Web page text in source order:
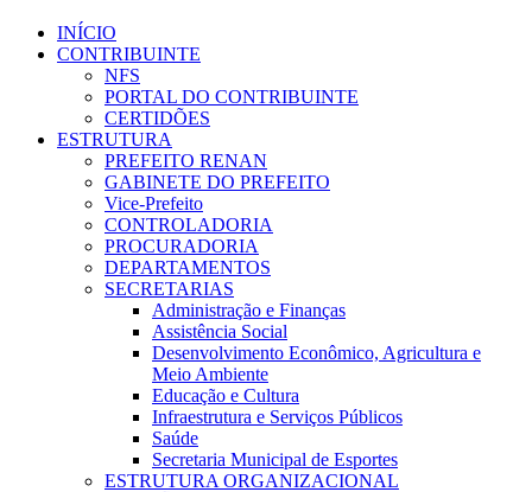
INÍCIO
CONTRIBUINTE
NFS
PORTAL DO CONTRIBUINTE
CERTIDÕES
ESTRUTURA
PREFEITO RENAN
GABINETE DO PREFEITO
Vice-Prefeito
CONTROLADORIA
PROCURADORIA
DEPARTAMENTOS
SECRETARIAS
Administração e Finanças
Assistência Social
Desenvolvimento Econômico, Agricultura e
Meio Ambiente
Educação e Cultura
Infraestrutura e Serviços Públicos
Saúde
Secretaria Municipal de Esportes
ESTRUTURA ORGANIZACIONAL